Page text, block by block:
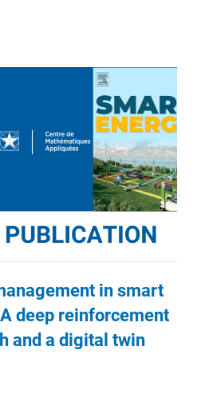
in smart
deep reinforcement
and a digital twin